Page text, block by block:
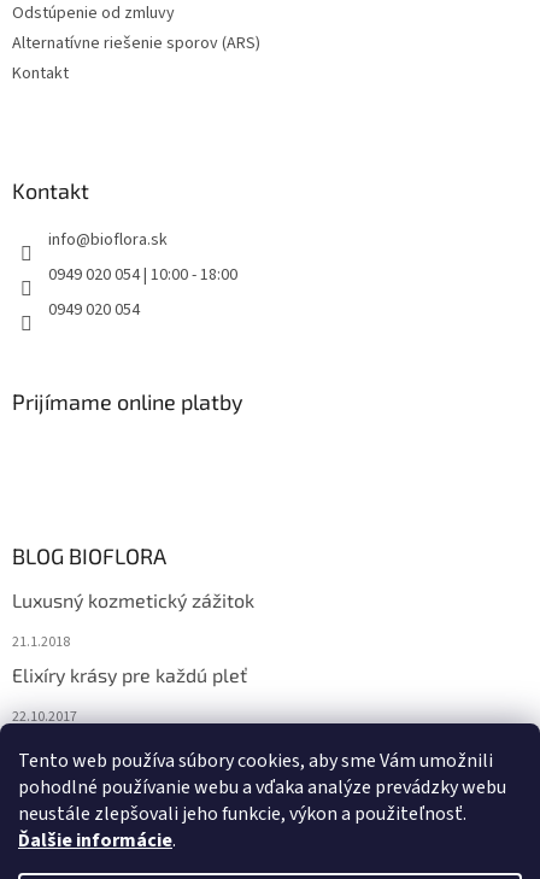
Tento web používa súbory cookies, aby sme Vám umožnili
pohodlné používanie webu a vďaka analýze prevádzky webu
neustále zlepšovali jeho funkcie, výkon a použiteľnosť.
Ďalšie informácie.
Odstúpenie od zmluvy
Alternatívne riešenie sporov (ARS)
Kontakt
Kontakt
info@bioflora.sk
0949 020 054 | 10:00 - 18:00
0949 020 054
Prijímame online platby
BLOG BIOFLORA
Luxusný kozmetický zážitok
21.1.2018
Elixíry krásy pre každú pleť
22.10.2017
Spoznajte prírodnú kozmetiku Sante
10.10.2017